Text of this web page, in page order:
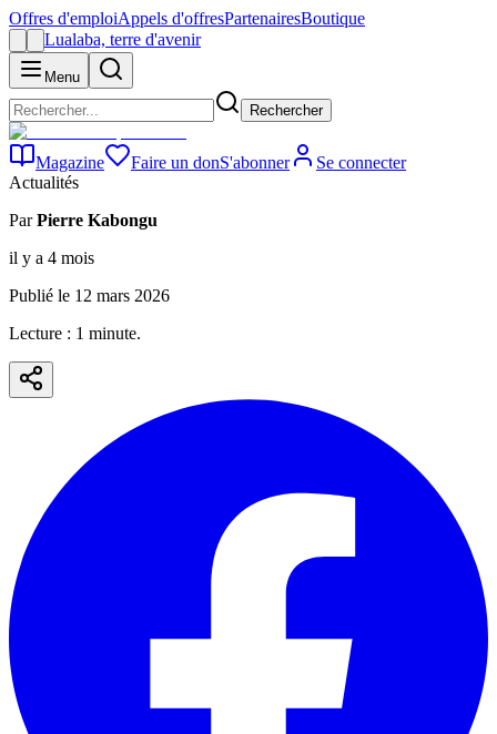
Offres d'emploiAppels d'offresPartenairesBoutique
Lualaba, terre d'avenir
Menu
Rechercher
Magazine Faire un donS'abonner
Se connecter
Actualités
Par Pierre Kabongu
il y a 4 mois
Publié le 12 mars 2026
Lecture : 1 minute.